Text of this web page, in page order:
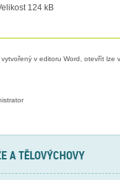
124 kB
v editoru Word, otevřít lze
A TĚLOVÝCHOVY